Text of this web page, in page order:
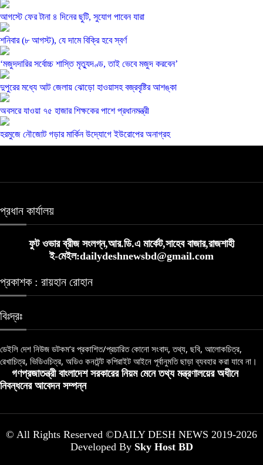
আগস্টে ফের টানা ৪ দিনের ছুটি, সুযোগ পাবেন যারা
শনিবার (৮ আগস্ট), যে দামে বিক্রি হবে স্বর্ণ
‘মজুদদারির সর্বোচ্চ শাস্তি মৃত্যুদণ্ড, তাই ভেবে মজুদ করবেন’
দুপুরের মধ্যে আট জেলায় ঝোড়ো হাওয়াসহ বজ্রবৃষ্টির আশঙ্কা
অবসরে যাওয়া ৭৫ হাজার শিক্ষকের পাশে প্রধানমন্ত্রী
হরমুজে নৌজোট গড়ার মার্কিন উদ্যোগে ইউরোপের অনাগ্রহ
প্রধান কার্যালয়
ফুট ওভার ব্রীজ সংলগ্ন,আর.ডি.এ মার্কেট,সাহেব বাজার,রাজশাহী
ই-মেইল:dailydeshnewsbd@gmail.com
প্রকাশক : রায়হান রোহান
বিঃদ্রঃ
ডেইলি দেশ নিউজ ডটকম’র প্রকাশিত/প্রচারিত কোনো সংবাদ, তথ্য, ছবি, আলোকচিত্র,
রেখাচিত্র, ভিডিওচিত্র, অডিও কনটেন্ট কপিরাইট আইনে পূর্বানুমতি ছাড়া ব্যবহার করা যাবে না।
গণপ্রজাতন্ত্রী বাংলাদেশ সরকারের নিয়ম মেনে তথ্য মন্ত্রণালয়ের অধীনে
নিবন্ধনের আবেদন সম্পন্ন
© All Rights Reserved ©DAILY DESH NEWS 2019-2026
Developed By Sky Host BD